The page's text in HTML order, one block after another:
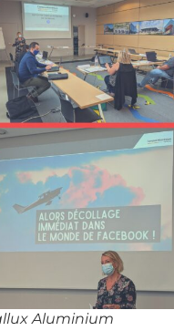
Aluminium